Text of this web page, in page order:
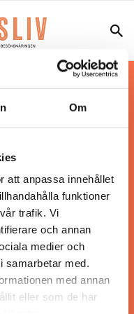
Om
att anpassa innehållet
funktioner
trafik. Vi
och annan
medier och
samarbetar med.
med annan
eller som de har
uppdaterade
ett affärsmagasin
Visita